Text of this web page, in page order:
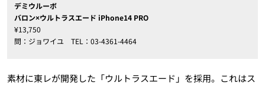
デミウルーボ
バロン×ウルトラスエード iPhone14 PRO
¥13,750
問：ジョワイユ TEL：03-4361-4464
素材に東レが開発した「ウルトラスエード」を採用。これはス